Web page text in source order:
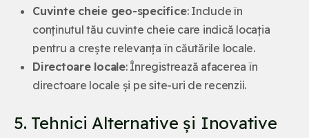
Cuvinte cheie geo-specifice: Include în
conținutul tău cuvinte cheie care indică locația
pentru a crește relevanța în căutările locale.
Directoare locale: Înregistrează afacerea în
directoare locale și pe site-uri de recenzii.
5. Tehnici Alternative și Inovative